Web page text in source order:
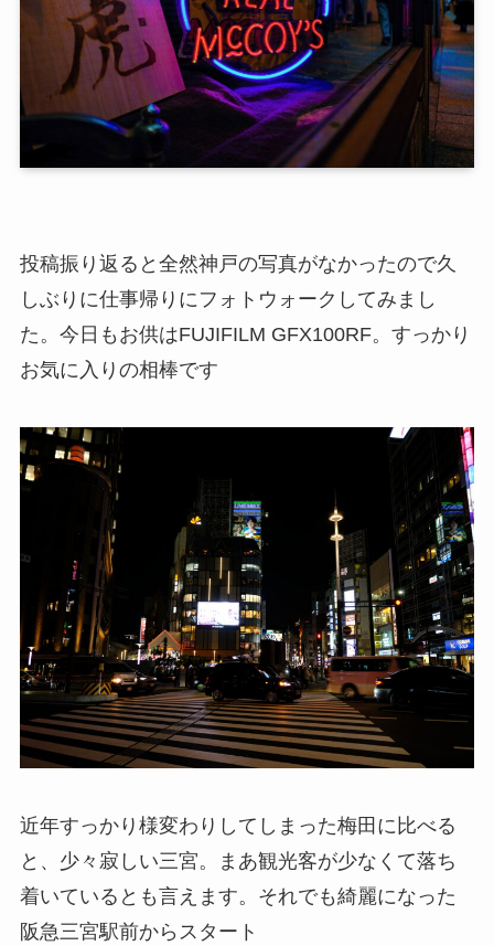
投稿振り返ると全然神戸の写真がなかったので久
しぶりに仕事帰りにフォトウォークしてみまし
た。今日もお供はFUJIFILM GFX100RF。すっかり
お気に入りの相棒です
近年すっかり様変わりしてしまった梅田に比べる
と、少々寂しい三宮。まあ観光客が少なくて落ち
着いているとも言えます。それでも綺麗になった
阪急三宮駅前からスタート